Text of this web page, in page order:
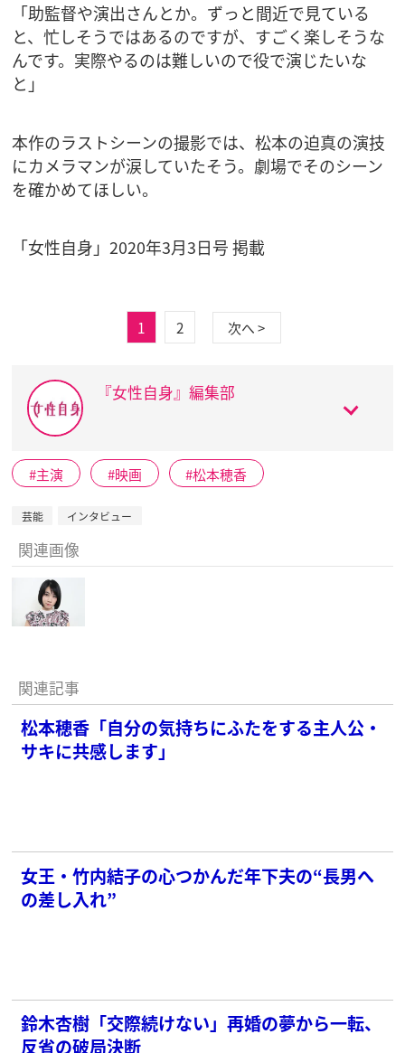
「助監督や演出さんとか。ずっと間近で見ている
と、忙しそうではあるのですが、すごく楽しそうな
んです。実際やるのは難しいので役で演じたいな
と」
本作のラストシーンの撮影では、松本の迫真の演技
にカメラマンが涙していたそう。劇場でそのシーン
を確かめてほしい。
「女性自身」2020年3月3日号 掲載
1 2 次へ >
『女性自身』編集部
主演 映画 松本穂香
芸能 インタビュー
関連画像
関連記事
松本穂香「自分の気持ちにふたをする主人公・
サキに共感します」
女王・竹内結子の心つかんだ年下夫の“長男へ
の差し入れ”
鈴木杏樹「交際続けない」再婚の夢から一転、
反省の破局決断